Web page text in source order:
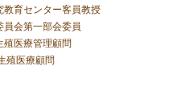
センター客員教授
会第一部会委員
医療管理顧問
医療顧問